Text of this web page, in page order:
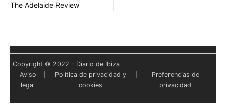
The Adelaide Review
Copyright © 2022 - Diario de Ibiza
Aviso
legal
Política de privacidad y
cookies
Preferencias de
privacidad